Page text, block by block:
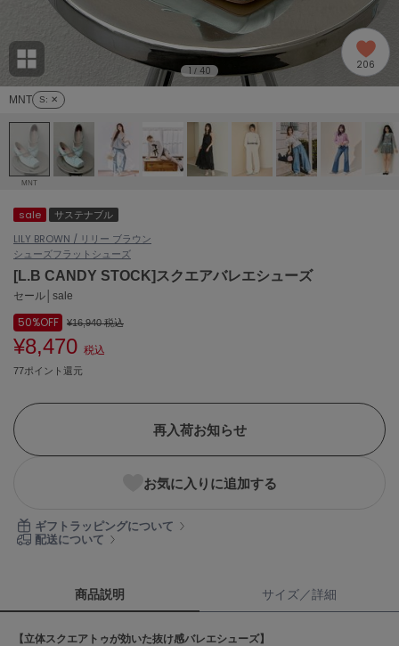
ョン雑貨 (865)
/ランジェリー (127)
ェア (121)
(124)
amabro
Ame no chi Hare
アメノチハレ
AMOMMA
アモマ
ánuans
アニュアンス
ànuke
アンヌーク
ASICS
アシックス
Ballelite
バレリット
バンドリヤー
Barbour
バブアー
カルバン・クライン
セルフォード
MNT S: ✕
1 / 40 206
MNT
sale
サステナブル
LILY BROWN / リリー ブラウン
シューズフラットシューズ
[L.B CANDY STOCK]スクエアバレエシューズ
セール│sale
50%OFF ¥16,940税込
¥8,470 税込
77ポイント還元
再入荷お知らせ
お気に入りに追加する
ギフトラッピングについて
配送について
商品説明 サイズ／詳細
【立体スクエアトゥが効いた抜け感バレエシューズ】